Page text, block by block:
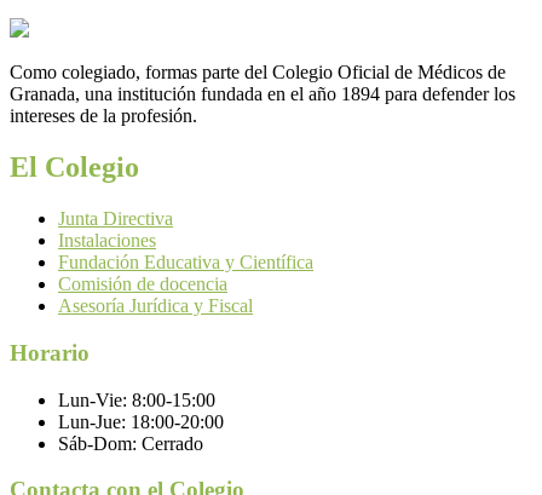
Como colegiado, formas parte del Colegio Oficial de Médicos de
Granada, una institución fundada en el año 1894 para defender los
intereses de la profesión.
El Colegio
Junta Directiva
Instalaciones
Fundación Educativa y Científica
Comisión de docencia
Asesoría Jurídica y Fiscal
Horario
Lun-Vie: 8:00-15:00
Lun-Jue: 18:00-20:00
Sáb-Dom: Cerrado